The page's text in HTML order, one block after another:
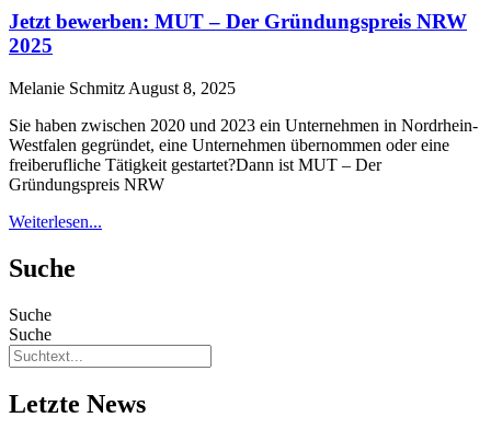
Jetzt bewerben: MUT – Der Gründungspreis NRW
2025
Melanie Schmitz August 8, 2025
Sie haben zwischen 2020 und 2023 ein Unternehmen in Nordrhein-
Westfalen gegründet, eine Unternehmen übernommen oder eine
freiberufliche Tätigkeit gestartet?Dann ist MUT – Der
Gründungspreis NRW
Weiterlesen...
Suche
Suche
Suche
Letzte News